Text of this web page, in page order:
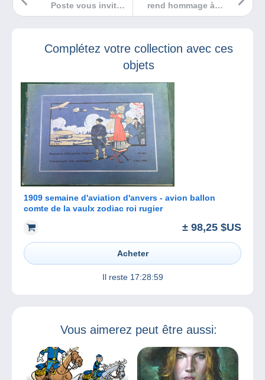
rend hommage à
l’écrivain Edmond
Poste vous invite
à lui présenter
Complétez votre collection avec ces
objets
1909 semaine d'aviation d'anvers - avion ballon
comte de la vaulx zodiac roi rugier
± 98,25 $US
Acheter
Il reste 17:28:59
Vous aimerez peut être aussi: